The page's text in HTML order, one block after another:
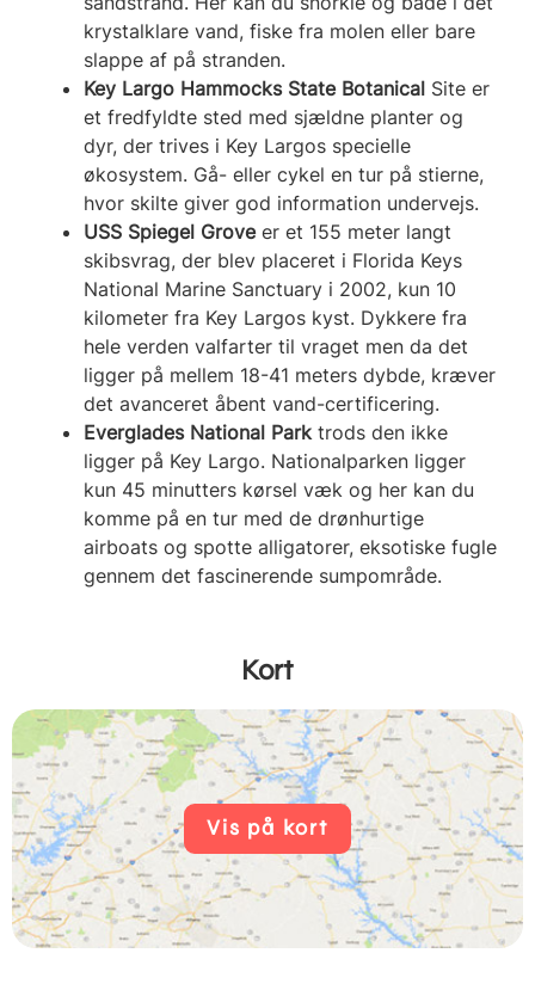
krystalklare vand, fiske fra molen eller bare
slappe af på stranden.
Key Largo Hammocks State Botanical Site er
et fredfyldte sted med sjældne planter og
dyr, der trives i Key Largos specielle
økosystem. Gå- eller cykel en tur på stierne,
hvor skilte giver god information undervejs.
USS Spiegel Groveer et 155 meter langt
skibsvrag, der blev placeret i Florida Keys
National Marine Sanctuary i 2002, kun 10
kilometer fra Key Largos kyst. Dykkere fra
hele verden valfarter til vraget men da det
ligger på mellem 18-41 meters dybde, kræver
det avanceret åbent vand-certificering.
Everglades National Park trods den ikke
ligger på Key Largo. Nationalparken ligger
kun 45 minutters kørsel væk og her kan du
komme på en tur med de drønhurtige
airboats og spotte alligatorer, eksotiske fugle
gennem det fascinerende sumpområde.
Kort
Vis på kort